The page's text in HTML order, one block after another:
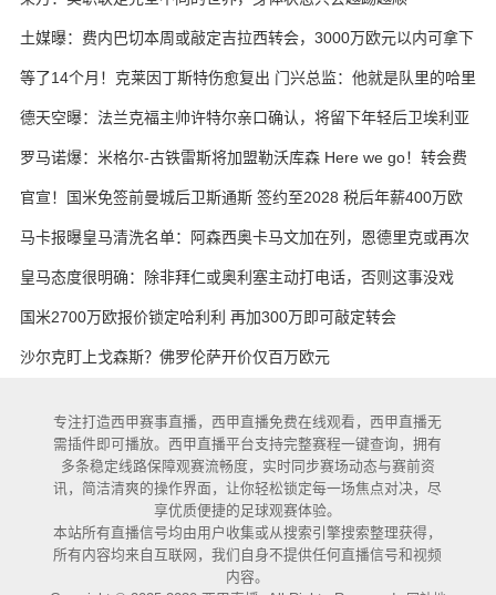
土媒曝：费内巴切本周或敲定吉拉西转会，3000万欧元以内可拿下
等了14个月！克莱因丁斯特伤愈复出 门兴总监：他就是队里的哈里
·凯恩
德天空曝：法兰克福主帅许特尔亲口确认，将留下年轻后卫埃利亚
斯·鲍姆
罗马诺爆：米格尔-古铁雷斯将加盟勒沃库森 Here we go！转会费
3000万欧元
官宣！国米免签前曼城后卫斯通斯 签约至2028 税后年薪400万欧
马卡报曝皇马清洗名单：阿森西奥卡马文加在列，恩德里克或再次
外租
皇马态度很明确：除非拜仁或奥利塞主动打电话，否则这事没戏
国米2700万欧报价锁定哈利利 再加300万即可敲定转会
沙尔克盯上戈森斯？佛罗伦萨开价仅百万欧元
专注打造西甲赛事直播，西甲直播免费在线观看，西甲直播无
需插件即可播放。西甲直播平台支持完整赛程一键查询，拥有
多条稳定线路保障观赛流畅度，实时同步赛场动态与赛前资
讯，简洁清爽的操作界面，让你轻松锁定每一场焦点对决，尽
享优质便捷的足球观赛体验。
本站所有直播信号均由用户收集或从搜索引擎搜索整理获得，
所有内容均来自互联网，我们自身不提供任何直播信号和视频
内容。